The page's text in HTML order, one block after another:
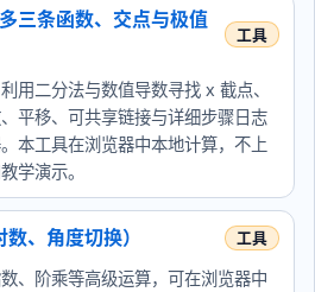
三条函数、交点与极值
用二分法与数值导数寻找 x 截点、
平移、可共享链接与详细步骤日志
本工具在浏览器中本地计算，不上
学演示。
、角度切换）
、阶乘等高级运算，可在浏览器中